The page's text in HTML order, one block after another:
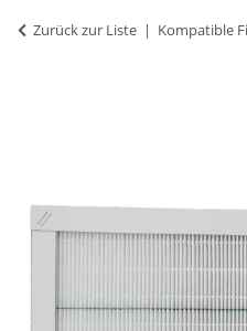
Zurück zur Liste Kompatible